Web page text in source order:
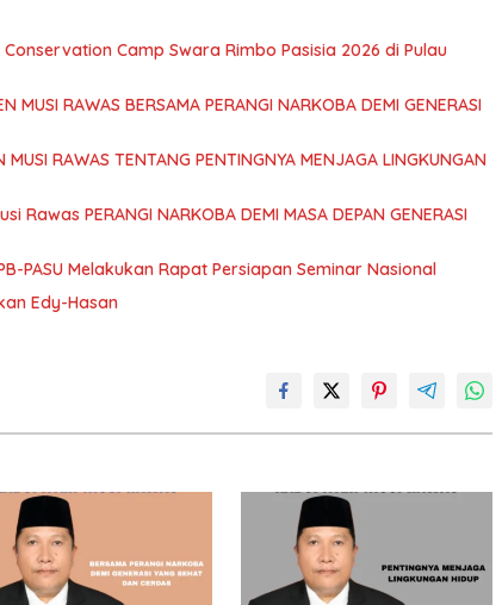
Camp Swara Rimbo Pasisia 2026 di Pulau
MUSI RAWAS BERSAMA PERANGI NARKOBA DEMI GENERASI
MUSI RAWAS TENTANG PENTINGNYA MENJAGA LINGKUNGAN
Rawas PERANGI NARKOBA DEMI MASA DEPAN GENERASI
PASU Melakukan Rapat Persiapan Seminar Nasional
Edy-Hasan